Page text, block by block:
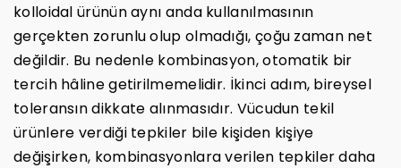
kolloidal ürünün aynı anda kullanılmasının
gerçekten zorunlu olup olmadığı, çoğu zaman net
değildir. Bu nedenle kombinasyon, otomatik bir
tercih hâline getirilmemelidir. İkinci adım, bireysel
toleransın dikkate alınmasıdır. Vücudun tekil
ürünlere verdiği tepkiler bile kişiden kişiye
değişirken, kombinasyonlara verilen tepkiler daha